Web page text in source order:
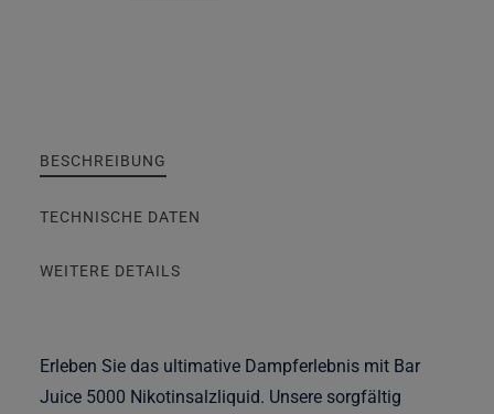
BESCHREIBUNG
TECHNISCHE DATEN
WEITERE DETAILS
Erleben Sie das ultimative Dampferlebnis mit Bar
Juice 5000 Nikotinsalzliquid. Unsere sorgfältig